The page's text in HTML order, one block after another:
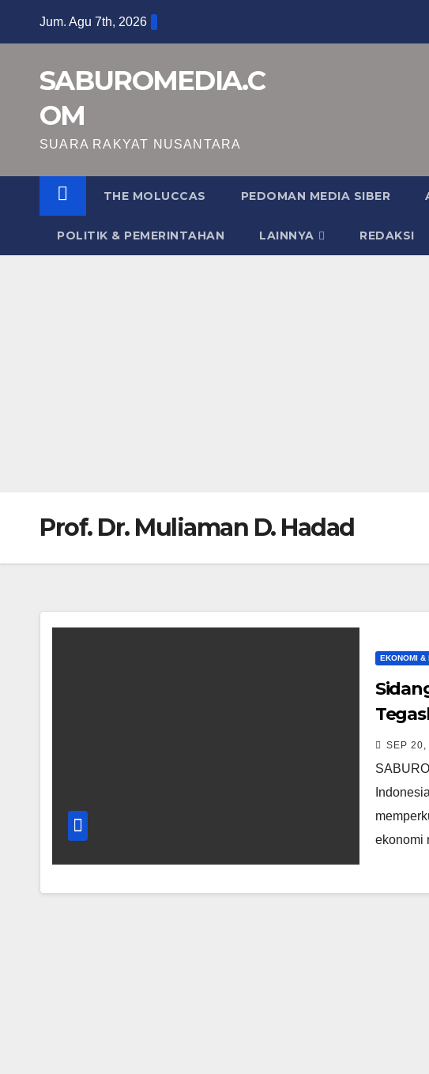
Jum. Agu 7th, 2026
SABUROMEDIA.C
OM
SUARA RAKYAT NUSANTARA
THE MOLUCCAS PEDOMAN MEDIA SIBER
POLITIK & PEMERINTAHAN LAINNYA REDAKSI
Prof. Dr. Muliaman D. Hadad
EKONOMI &
SEP 20,
ekonomi